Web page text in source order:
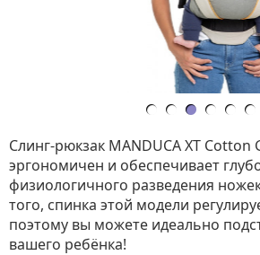
Слинг-рюкзак MANDUCA XT Cotton
эргономичен и обеспечивает
физиологичного разведения
того, спинка этой модели
поэтому вы можете идеально
вашего ребёнка!